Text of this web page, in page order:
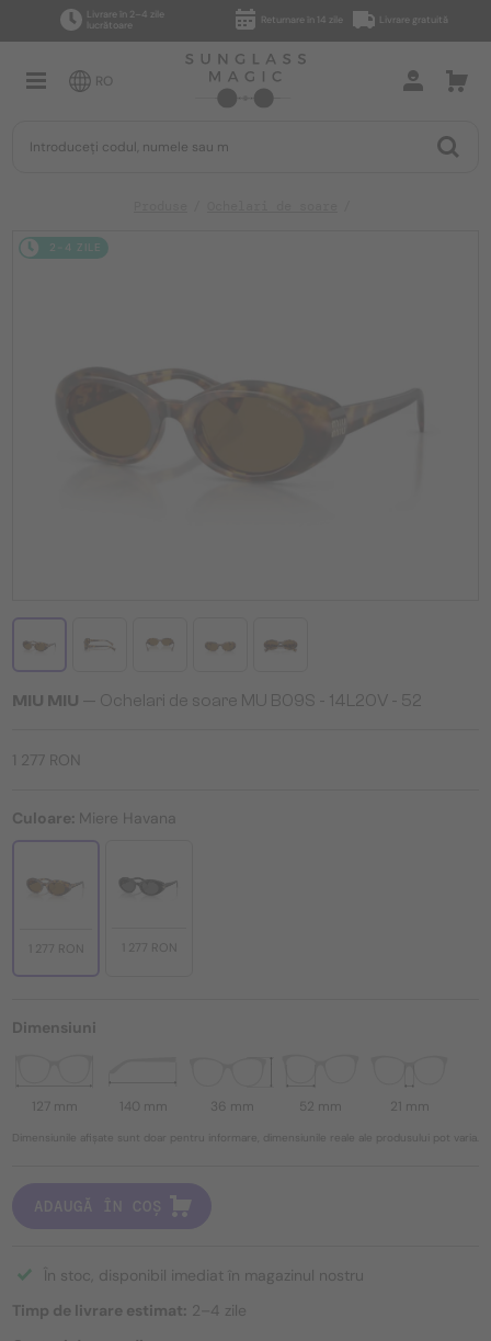
Livrare în 2–4 zile
lucrătoare
Returnare în 14 zile Livrare gratuită
RO
2-4 ZILE
MIU MIU — Ochelari de soare MU B09S - 14L20V - 52
1 277 RON
Culoare: Miere Havana
1 277 RON 1 277 RON
Dimensiuni
127 mm 140 mm 36 mm 52 mm 21 mm
Dimensiunile afișate sunt doar pentru informare, dimensiunile reale ale produsului pot varia.
ADAUGĂ ÎN COȘ
În stoc, disponibil imediat în magazinul nostru
Timp de livrare estimat: 2–4 zile